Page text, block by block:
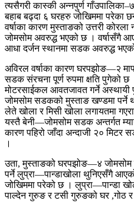
त्यसैगरी कास्की अन्नपुर्ण
बहाब बढ्दा ६ घरहरु जोखिममा
वर्षाका कारण मुस्ताङको उत्तरी
जोमसोम अवरुद्ध भएको छ । वर्षासँगै
आधा दर्जन स्थानमा सडक अवरुद्ध
अविरल वर्षाका कारण घरपझोङ—२
सडक संरचना पूर्ण रुपमा क्षति पुगेको छ
मोटरसाईकल आवतजावत गर्ने
जोमसोम सडकको मुस्ताङ खण्डमा
लेते खोला र मिसी खोला लगायतमा
यस्तै बेनी—जोमसोम सडक अन्तर्गत
कारण पहिरो जाँदा अन्दाजी २०
।
उता, मुस्ताङको घरपझोङ—४ जोमसोम
पर्ने लुप्रा—पान्डाखोला थुनिएसँगै
जोखिममा परेको छ । लुप्रा—पान्डा
पाल्देन गुरुङ र टसी गुरुङको घर ,गोठ र